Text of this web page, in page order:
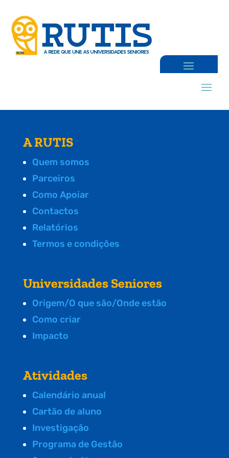
A RUTIS
Quem somos
Parceiros
Como Apoiar
Contactos
Relatórios
Termos e condições
Universidades Seniores
Origem/O que são/Onde estão
Como criar
Impacto
Atividades
Calendário anual
Cartão de aluno
Investigação
Programa de Gestão